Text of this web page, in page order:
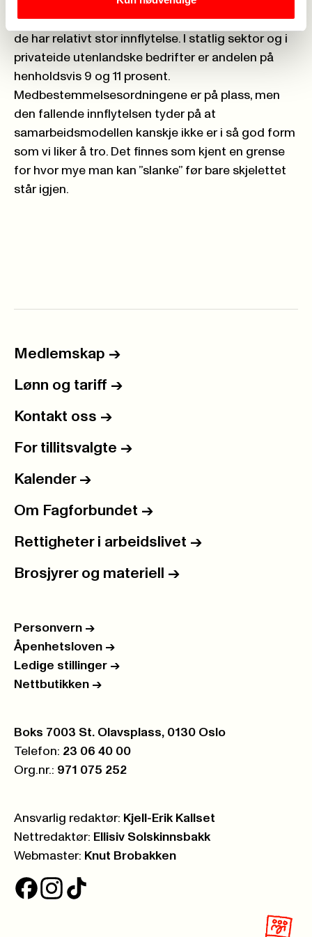
21 prosent og 19 prosent av de ansatte opplever at
de har relativt stor innflytelse. I statlig sektor og i
privateide utenlandske bedrifter er andelen på
henholdsvis 9 og 11 prosent.
Medbestemmelsesordningene er på plass, men
den fallende innflytelsen tyder på at
samarbeidsmodellen kanskje ikke er i så god form
som vi liker å tro. Det finnes som kjent en grense
for hvor mye man kan ”slanke” før bare skjelettet
står igjen.
Medlemskap ->
Lønn og tariff ->
Kontakt oss ->
For tillitsvalgte ->
Kalender ->
Om Fagforbundet ->
Rettigheter i arbeidslivet ->
Brosjyrer og materiell ->
Personvern ->
Åpenhetsloven ->
Ledige stillinger ->
Nettbutikken ->
Postboks:
Boks 7003 St. Olavsplass, 0130 Oslo
Telefon: 23 06 40 00
Org.nr.: 971 075 252
Ansvarlig redaktør: Kjell-Erik Kallset
Nettredaktør: Ellisiv Solskinnsbakk
Webmaster: Knut Brobakken